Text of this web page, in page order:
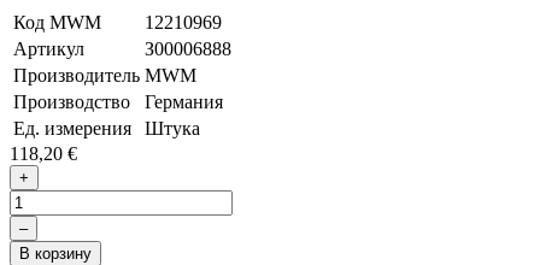
Код MWM
12210969
Артикул
З00006888
Производитель MWM
Производство
Германия
Ед. измерения
Штука
118,20 €
+
–
В корзину